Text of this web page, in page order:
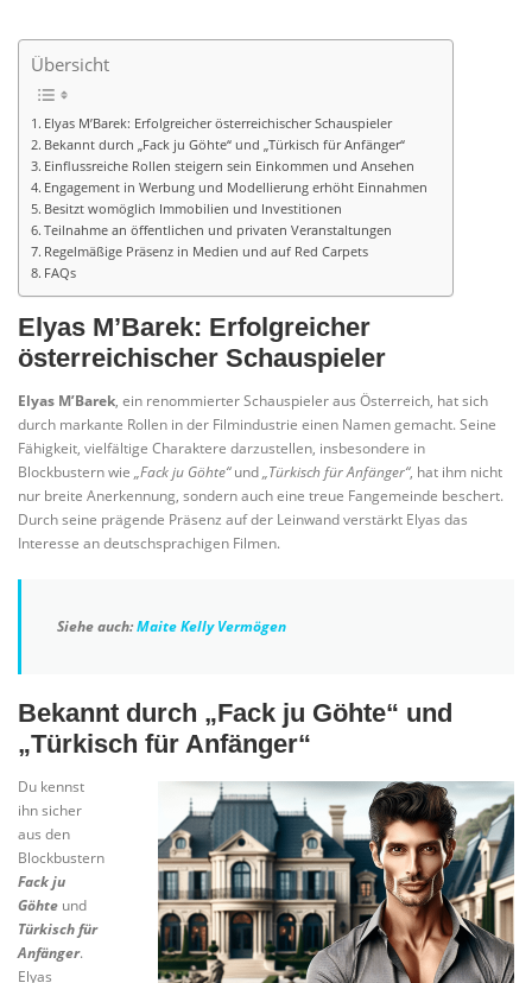
Übersicht
Elyas M’Barek: Erfolgreicher österreichischer Schauspieler
Bekannt durch „Fack ju Göhte“ und „Türkisch für Anfänger“
Einflussreiche Rollen steigern sein Einkommen und Ansehen
Engagement in Werbung und Modellierung erhöht Einnahmen
Besitzt womöglich Immobilien und Investitionen
Teilnahme an öffentlichen und privaten Veranstaltungen
Regelmäßige Präsenz in Medien und auf Red Carpets
FAQs
Elyas M’Barek: Erfolgreicher
österreichischer Schauspieler
Elyas M’Barek, ein renommierter Schauspieler aus Österreich, hat sich
durch markante Rollen in der Filmindustrie einen Namen gemacht. Seine
Fähigkeit, vielfältige Charaktere darzustellen, insbesondere in
Blockbustern wie „Fack ju Göhte“und„Türkisch für Anfänger“, hat ihm nicht
nur breite Anerkennung, sondern auch eine treue Fangemeinde beschert.
Durch seine prägende Präsenz auf der Leinwand verstärkt Elyas das
Interesse an deutschsprachigen Filmen.
Siehe auch:Maite Kelly Vermögen
Bekannt durch „Fack ju Göhte“ und
„Türkisch für Anfänger“
Du kennst
ihn sicher
aus den
Blockbustern
Fack ju
Göhte und
Türkisch für
Anfänger.
Elyas